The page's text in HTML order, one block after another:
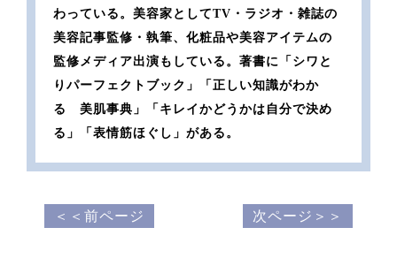
わっている。美容家としてTV・ラジオ・雑誌の
美容記事監修・執筆、化粧品や美容アイテムの
監修メディア出演もしている。著書に「シワと
りパーフェクトブック」「正しい知識がわか
る 美肌事典」「キレイかどうかは自分で決め
る」「表情筋ほぐし」がある。
＜＜前ページ 次ページ＞＞